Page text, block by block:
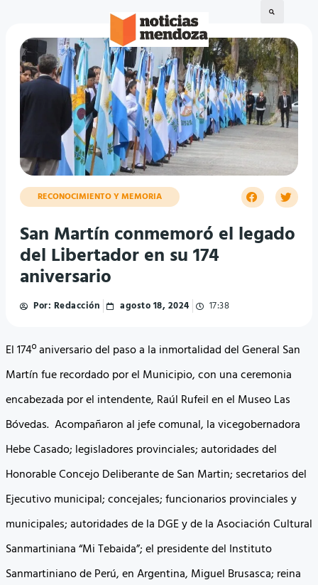
RECONOCIMIENTO Y MEMORIA
San Martín conmemoró el legado
del Libertador en su 174
aniversario
Por: Redacción agosto 18, 2024 17:38
El 174º aniversario del paso a la inmortalidad del General San
Martín fue recordado por el Municipio, con una ceremonia
encabezada por el intendente, Raúl Rufeil en el Museo Las
Bóvedas. Acompañaron al jefe comunal, la vicegobernadora
Hebe Casado; legisladores provinciales; autoridades del
Honorable Concejo Deliberante de San Martin; secretarios del
Ejecutivo municipal; concejales; funcionarios provinciales y
municipales; autoridades de la DGE y de la Asociación Cultural
Sanmartiniana “Mi Tebaida”; el presidente del Instituto
Sanmartiniano de Perú, en Argentina, Miguel Brusasca; reina